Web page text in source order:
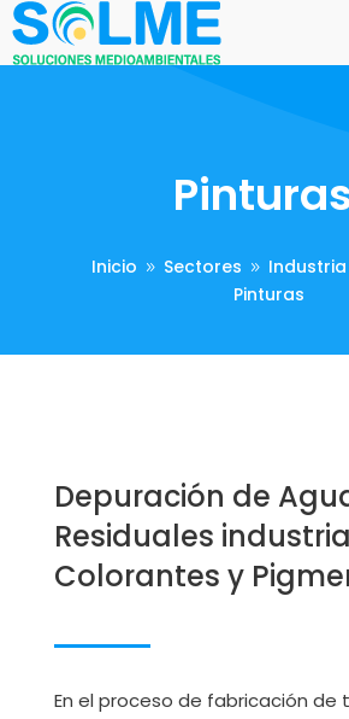
Pinturas
Inicio 9 Sectores 9
Pinturas
Depuración de
Residuales
Colorantes y
En el proceso de fabricación de